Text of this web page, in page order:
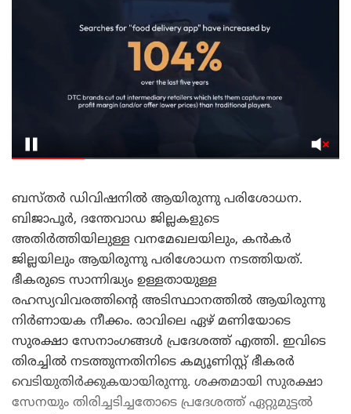
ബസ്തർ ഡിവിഷനിൽ ആയിരുന്നു പരിശോധന.
ബിജാപൂർ, ദന്തേവാഡ ജില്ലകളുടെ
അതിർത്തിയിലുള്ള വനമേഖലയിലും, കൻകർ
ജില്ലയിലും ആയിരുന്നു പരിശോധന നടത്തിയത്.
ഭീകരുടെ സാന്നിദ്ധ്യം ഉള്ളതായുള്ള
രഹസ്യവിവരത്തിന്റെ അടിസ്ഥാനത്തിൽ ആയിരുന്നു
നിർണായക നീക്കം. രാവിലെ ഏഴ് മണിയോടെ
സുരക്ഷാ സേനാംഗങ്ങൾ പ്രദേശത്ത് എത്തി. ഇവിടെ
തിരച്ചിൽ നടത്തുന്നതിനിടെ കമ്യൂണിസ്റ്റ് ഭീകരർ
വെടിയുതിർക്കുകയായിരുന്നു. ശക്തമായി സുരക്ഷാ
സേനയും തിരിച്ചടിച്ചതോടെ പ്രദേശത്ത് ഏറ്റുമുട്ടൽ